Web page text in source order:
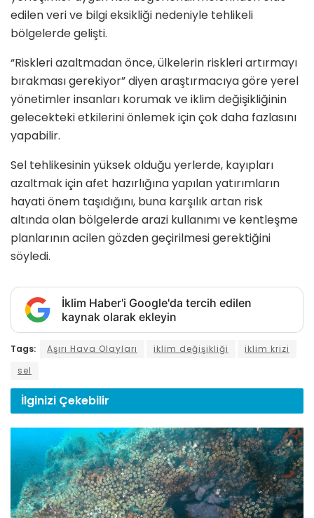
edilen veri ve bilgi eksikliği nedeniyle tehlikeli
bölgelerde gelişti.
“Riskleri azaltmadan önce, ülkelerin riskleri artırmayı
bırakması gerekiyor” diyen araştırmacıya göre yerel
yönetimler insanları korumak ve iklim değişikliğinin
gelecekteki etkilerini önlemek için çok daha fazlasını
yapabilir.
Sel tehlikesinin yüksek olduğu yerlerde, kayıpları
azaltmak için afet hazırlığına yapılan yatırımların
hayati önem taşıdığını, buna karşılık artan risk
altında olan bölgelerde arazi kullanımı ve kentleşme
planlarının acilen gözden geçirilmesi gerektiğini
söyledi.
İklim Haber'i Google'da tercih edilen
kaynak olarak ekleyin
Tags: Aşırı Hava Olayları iklim değişikliği
iklim krizi
sel
İlginizi Çekebilir